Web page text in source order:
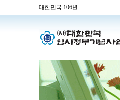
대한민국 106년